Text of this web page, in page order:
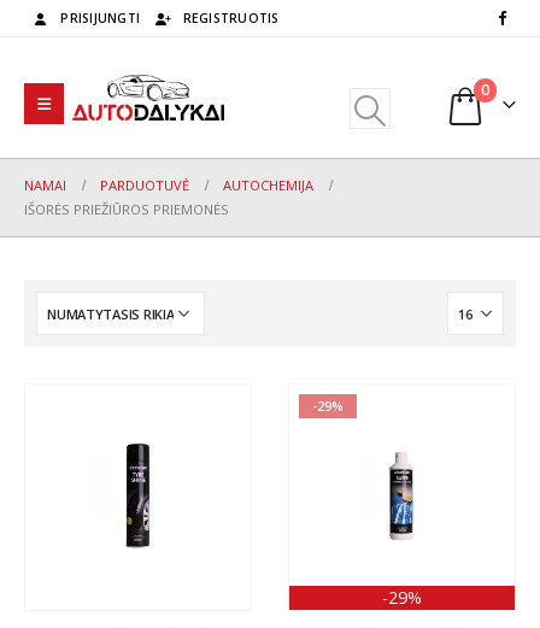
PRISIJUNGTI REGISTRUOTIS
0
NAMAI PARDUOTUVĖ
AUTOCHEMIJA
IŠORĖS PRIEŽIŪROS PRIEMONĖS
-29%
-29%